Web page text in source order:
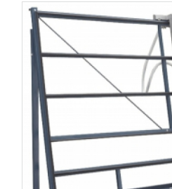
МЕХАНИЧЕСКИЙ
СШИВАНИЯ ДНА
УЗНАТЬ ЦЕНУ
Механический степлер для
гофротары M550D – это
доступных и долговечных
используемых на разных...
ПОДРОБНЕЕ